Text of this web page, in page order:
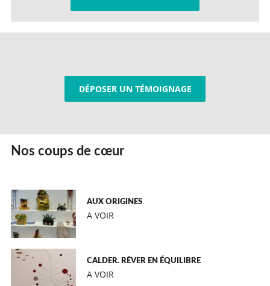
DÉPOSER UN TÉMOIGNAGE
Nos coups de cœur
AUX ORIGINES
A VOIR
CALDER. RÊVER EN ÉQUILIBRE
A VOIR